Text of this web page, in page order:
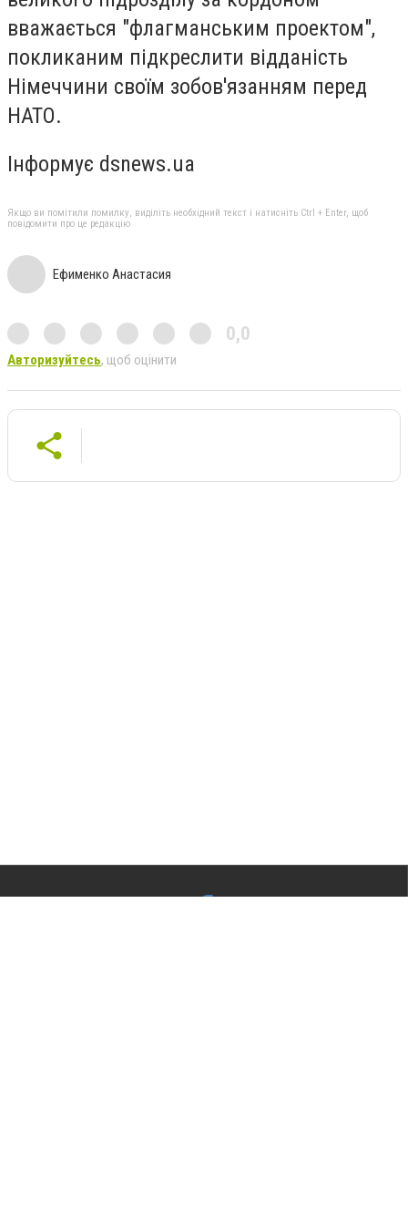
вважається "флагманським проектом",
покликаним підкреслити відданість
Німеччини своїм зобов'язанням перед
НАТО.
Інформує dsnews.ua
Якщо ви помітили помилку, виділіть необхідний текст і натисніть Ctrl + Enter, щоб
повідомити про це редакцію
Ефименко Анастасия
0,0
Авторизуйтесь, щоб оцінити